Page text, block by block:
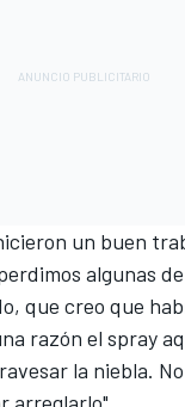
un buen
algunas
que creo que
razón el spray
la niebla.